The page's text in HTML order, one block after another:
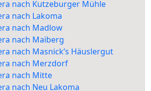
nach Kutzeburger Mühle
nach Lakoma
nach Madlow
nach Maiberg
nach Masnick’s Häuslergut
nach Merzdorf
nach Mitte
nach Neu Lakoma